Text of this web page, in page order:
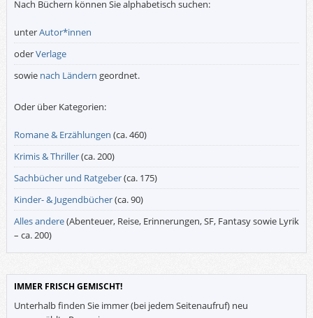
Nach Büchern können Sie alphabetisch suchen:
unterAutor*innen
oderVerlage
sowie nach Ländern geordnet.
Oder über Kategorien:
Romane & Erzählungen (ca. 460)
Krimis & Thriller(ca. 200)
Sachbücher und Ratgeber(ca. 175)
Kinder- & Jugendbücher(ca. 90)
Alles andere(Abenteuer, Reise, Erinnerungen, SF, Fantasy sowie Lyrik
– ca. 200)
IMMER FRISCH GEMISCHT!
Unterhalb finden Sie immer (bei jedem Seitenaufruf) neu